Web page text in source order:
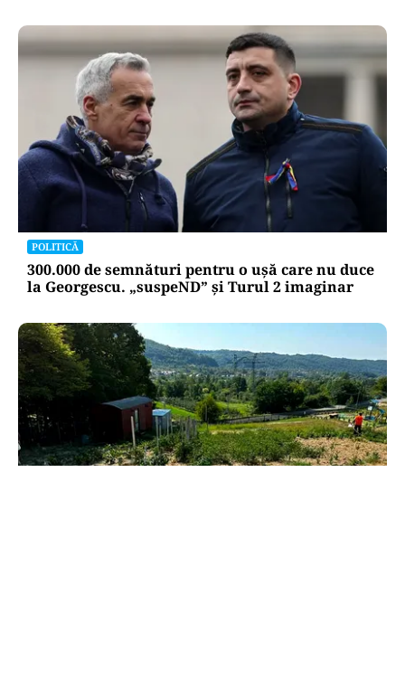
POLITICĂ
300.000 de semnături pentru o ușă care nu duce
la Georgescu. „suspeND” și Turul 2 imaginar